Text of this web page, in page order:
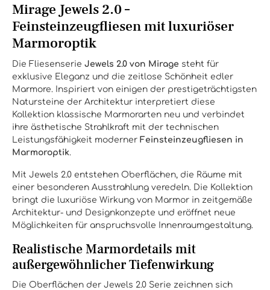
Mirage Jewels 2.0 –
Feinsteinzeugfliesen mit luxuriöser
Marmoroptik
Die Fliesenserie Jewels 2.0 von Mirage steht für
exklusive Eleganz und die zeitlose Schönheit edler
Marmore. Inspiriert von einigen der prestigeträchtigsten
Natursteine der Architektur interpretiert diese
Kollektion klassische Marmorarten neu und verbindet
ihre ästhetische Strahlkraft mit der technischen
Leistungsfähigkeit moderner Feinsteinzeugfliesen in
Marmoroptik.
Mit Jewels 2.0 entstehen Oberflächen, die Räume mit
einer besonderen Ausstrahlung veredeln. Die Kollektion
bringt die luxuriöse Wirkung von Marmor in zeitgemäße
Architektur- und Designkonzepte und eröffnet neue
Möglichkeiten für anspruchsvolle Innenraumgestaltung.
Realistische Marmordetails mit
außergewöhnlicher Tiefenwirkung
Die Oberflächen der Jewels 2.0 Serie zeichnen sich